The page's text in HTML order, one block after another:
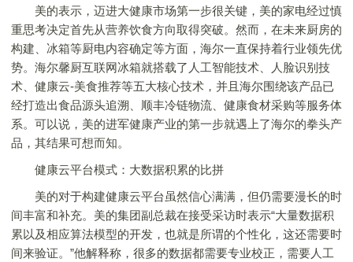
美的表示，迈进大健康市场第一步很关键，美的家电经过慎
重思考决定首先从营养饮食方向取得突破。然而，在未来厨房的
构建、冰箱等厨电内容确定等方面，海尔一直保持着行业领先优
势。海尔馨厨互联网冰箱就搭载了人工智能技术、人脸识别技
术、健康云-美食推荐等五大核心技术，并且海尔围绕该产品已
经打造出食品源头追溯、顺丰冷链物流、健康食材采购等服务体
系。可以说，美的进军健康产业的第一步就遇上了海尔的拳头产
品，其结果可想而知。
健康云平台模式：大数据积累的比拼
美的对于构建健康云平台虽然信心满满，但仍需要漫长的时
间丰富和补充。美的集团副总裁在接受采访时表示“大量数据积
累以及相应算法模型的开发，也就是所谓的个性化，这还需要时
间来验证。”他解释称，很多的数据都需要专业校正，需要人工